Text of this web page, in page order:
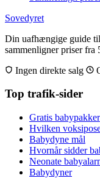
Sovedyret
Din uafhængige guide
sammenligner priser fra
Ingen direkte salg
Top trafik-sider
Gratis babypakker
Hvilken
Babydyne mål
Hvornår sidder
Neonate
Babydyner